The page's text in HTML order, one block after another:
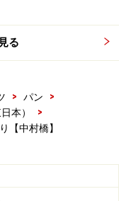
る
> パン
>
本）
>
【中村橋】